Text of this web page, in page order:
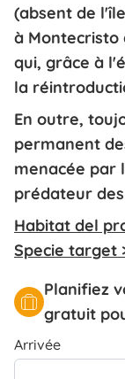
(absent de
à Montecristo
qui, grâce à
la
En outre,
permanent
menacée par
prédateur
Habitat del
Specie target
Planifiez
gratuit
Arrivée